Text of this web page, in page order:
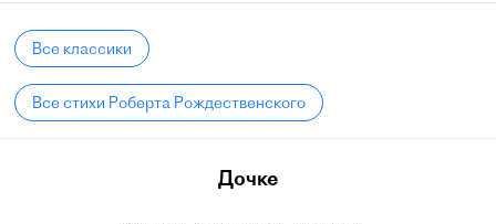
Все классики
Все стихи Роберта Рождественского
Дочке